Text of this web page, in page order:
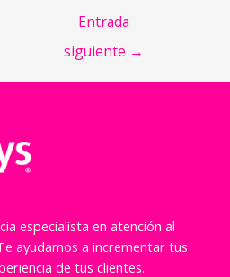
Entrada
siguiente →
especialista en atención al
ayudamos a incrementar tus
de tus clientes.